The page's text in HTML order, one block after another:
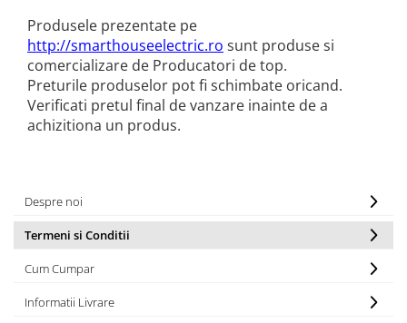
Produsele prezentate pe
http://smarthouseelectric.ro sunt produse si
comercializare de Producatori de top.
Preturile produselor pot fi schimbate oricand.
Verificati pretul final de vanzare inainte de a
achizitiona un produs.
Despre noi
Termeni si Conditii
Cum Cumpar
Informatii Livrare